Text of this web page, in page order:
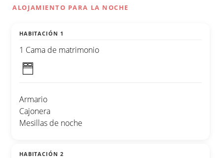
ALOJAMIENTO PARA LA NOCHE
HABITACIÓN 1
1 Cama de matrimonio
Armario
Cajonera
Mesillas de noche
HABITACIÓN 2